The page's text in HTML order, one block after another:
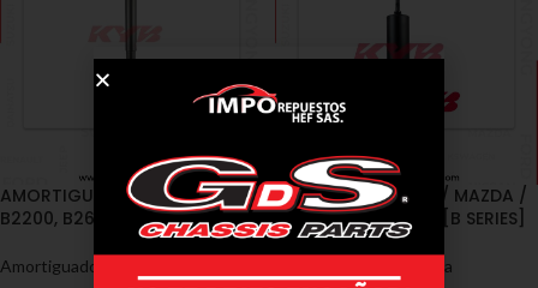
AMORTIGUADORES / MAZDA /
B2200, B2600 4WD [B SERIES]
Amortiguadores
AMORTIGUADORES / MAZDA /
B2200, B2600 4WD [B SERIES]
Mazda